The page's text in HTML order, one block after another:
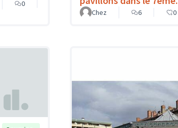
0
Chez 6 0